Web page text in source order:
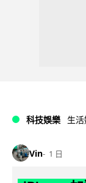
科技娛樂 生
Vin 1 日